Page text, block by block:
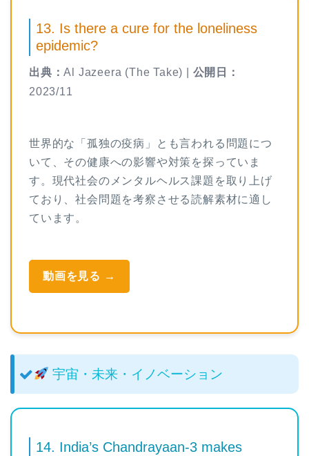
13. Is there a cure for the loneliness
epidemic?
出典：Al Jazeera (The Take) | 公開日：
2023/11
世界的な「孤独の疫病」とも言われる問題につ
いて、その健康への影響や対策を探っていま
す。現代社会のメンタルヘルス課題を取り上げ
ており、社会問題を考察させる読解素材に適し
ています。
動画を見る →
宇宙・未来・イノベーション
14. India’s Chandrayaan-3 makes